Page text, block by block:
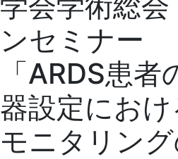
ンセミナー
「ARDS患者
器設定にお
モニタリング